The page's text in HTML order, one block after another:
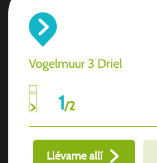
Vogelmuur 3 Driel
1/2
Llévame allí